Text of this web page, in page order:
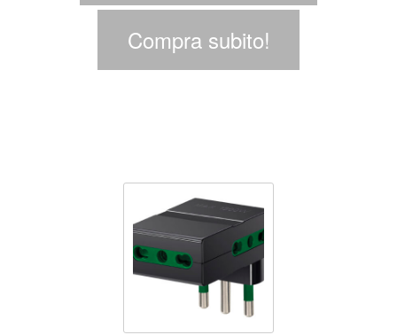
Compra subito!